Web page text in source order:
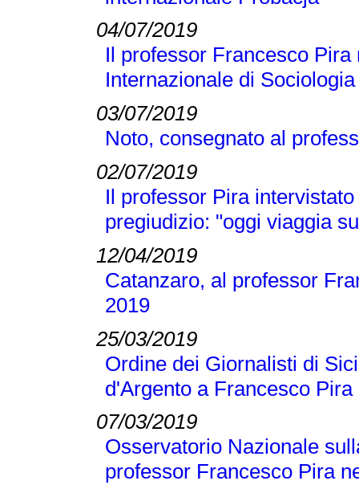
04/07/2019
Il professor Francesco
Internazionale di
03/07/2019
Noto, consegnato al
02/07/2019
Il professor Pira
pregiudizio: "oggi viaggia
12/04/2019
Catanzaro, al professor
2019
25/03/2019
Ordine dei Giornalisti di
d'Argento a Francesco Pira
07/03/2019
Osservatorio Nazionale
professor Francesco Pira